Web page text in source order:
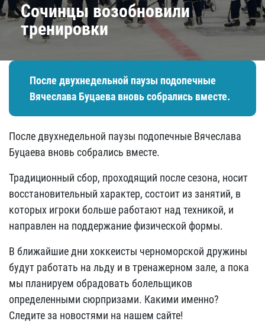
Сочинцы возобновили
тренировки
После двухнедельной паузы подопечные
Вячеслава Буцаева вновь собрались вместе.
После двухнедельной паузы подопечные Вячеслава
Буцаева вновь собрались вместе.
Традиционный сбор, проходящий после сезона, носит
восстановительный характер, состоит из занятий, в
которых игроки больше работают над техникой, и
направлен на поддержание физической формы.
В ближайшие дни хоккеисты черноморской дружины
будут работать на льду и в тренажерном зале, а пока
мы планируем обрадовать болельщиков
определенными сюрпризами. Какими именно?
Следите за новостями на нашем сайте!